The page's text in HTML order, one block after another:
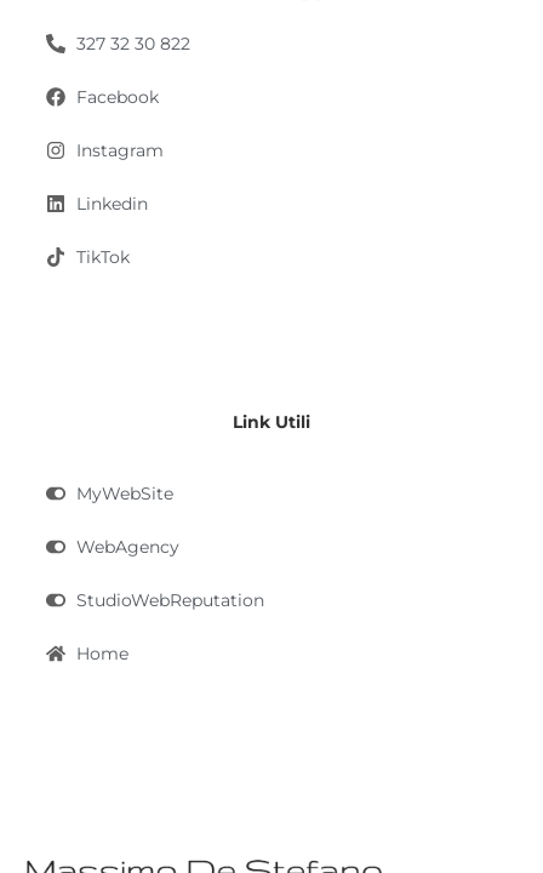
Link Utili
MyWebSite
WebAgency
StudioWebReputation
Home
327 32 30 822
Facebook
Instagram
Linkedin
TikTok